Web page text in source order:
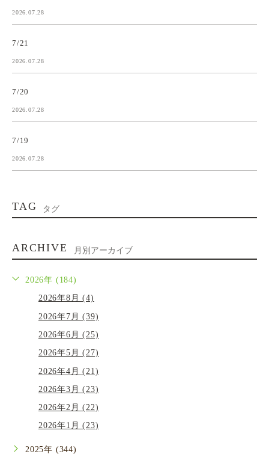
2026.07.28
7/21
2026.07.28
7/20
2026.07.28
7/19
2026.07.28
TAG タグ
ARCHIVE 月別アーカイブ
2026年 (184)
2026年8月 (4)
2026年7月 (39)
2026年6月 (25)
2026年5月 (27)
2026年4月 (21)
2026年3月 (23)
2026年2月 (22)
2026年1月 (23)
2025年 (344)